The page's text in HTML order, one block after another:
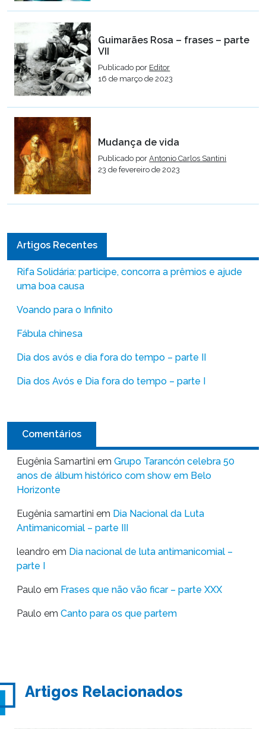
Guimarães Rosa – frases – parte
VII
Publicado por Editor
16 de março de 2023
Mudança de vida
Publicado porAntonio Carlos Santini
23 de fevereiro de 2023
Artigos Recentes
Rifa Solidária: participe, concorra a prêmios e ajude
uma boa causa
Voando para o Infinito
Fábula chinesa
Dia dos avós e dia fora do tempo – parte II
Dia dos Avós e Dia fora do tempo – parte I
Comentários
Eugênia Samartini em Grupo Tarancón celebra 50
anos de álbum histórico com show em Belo
Horizonte
Eugênia samartini em Dia Nacional da Luta
Antimanicomial – parte III
leandro em Dia nacional de luta antimanicomial –
parte I
Paulo em Frases que não vão ficar – parte XXX
Paulo em Canto para os que partem
Artigos Relacionados